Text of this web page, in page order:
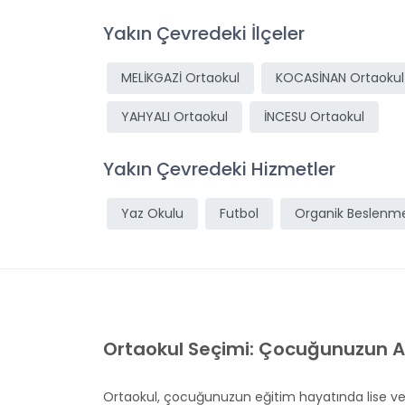
Yakın Çevredeki İlçeler
MELİKGAZİ Ortaokul KOCASİNAN Ortaokul
YAHYALI Ortaokul İNCESU Ortaokul
Yakın Çevredeki Hizmetler
Yaz Okulu Futbol Organik
Ortaokul Seçimi: Çocuğunuzun
Ortaokul, çocuğunuzun eğitim hayatında lise